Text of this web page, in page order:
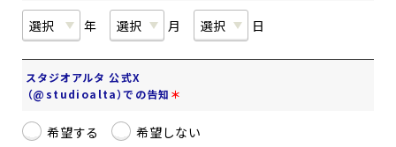
年 月 日
スタジオアルタ 公式X
（@studioalta）での告知 ＊
希望する 希望しない